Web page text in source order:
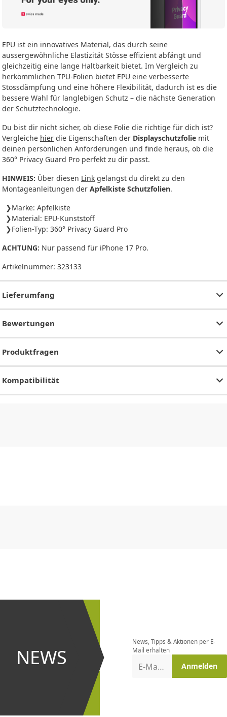
EPU ist ein innovatives Material, das durch seine
aussergewöhnliche Elastizität Stösse effizient abfängt und
gleichzeitig eine lange Haltbarkeit bietet. Im Vergleich zu
herkömmlichen TPU-Folien bietet EPU eine verbesserte
Stossdämpfung und eine höhere Flexibilität, dadurch ist es die
bessere Wahl für langlebigen Schutz – die nächste Generation
der Schutztechnologie.
Du bist dir nicht sicher, ob diese Folie die richtige für dich ist?
Vergleiche hier die Eigenschaften der Displayschutzfolie mit
deinen persönlichen Anforderungen und finde heraus, ob die
360° Privacy Guard Pro perfekt zu dir passt.
HINWEIS: Über diesen Link gelangst du direkt zu den
Montageanleitungen der Apfelkiste Schutzfolien.
Marke: Apfelkiste
Material: EPU-Kunststoff
Folien-Typ: 360° Privacy Guard Pro
ACHTUNG: Nur passend für iPhone 17 Pro.
Artikelnummer: 323133
Lieferumfang
Bewertungen
Produktfragen
Kompatibilität
NEWS
und bei
Aktionen
News, Tipps & Aktionen per E-
Mail erhalten
E-Mail-Adresse Anmelden